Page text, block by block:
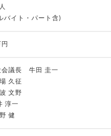
イト・パート含)
会議長 牛田 圭一
久征
文野
淳一
健